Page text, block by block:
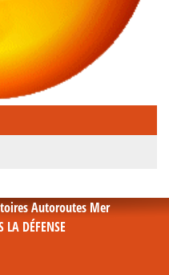
Autoroutes Mer
DÉFENSE